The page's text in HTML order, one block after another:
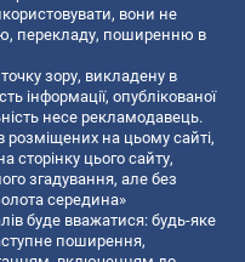
вони не
перекладу, поширенню в
зору, викладену в
інформації, опублікованої
несе рекламодавець.
розміщених на цьому сайті,
сторінку цього сайту,
згадування, але без
середина»
буде вважатися: будь-яке
поширення,